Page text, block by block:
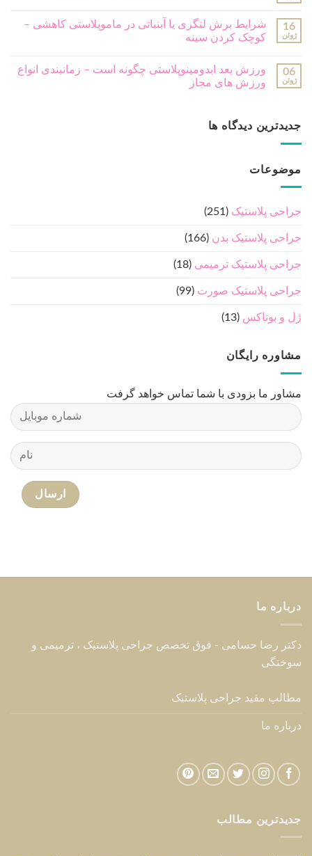
16
ژوئن
شرایط برش لنگری یا آبنباتی در ماموپلاستی کاهشی –
کوچک کردن سینه
06
ژوئن
ورزش بعد ابدومینوپلاستی چگونه است – زمانبندی انواع
ورزش های مجاز
جدیدترین دیدگاه ها
موضوعات
جراحی پلاستیک (251)
جراحی پلاستیک بدن (166)
جراحی پلاستیک ترمیمی (18)
جراحی پلاستیک صورت (99)
ژل و بوتاکس (13)
مشاوره رایگان
مشاور ما بزودی با شما تماس خواهد گرفت
درباره ما
دکتر رضا حسامی - فوق تخصص جراحی پلاستیک ، ترمیمی و
سوختگی
مطالب مفید جراحی پلاستیک
درباره ما
جدیدترین مطالب